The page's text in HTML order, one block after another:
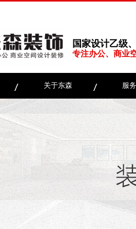
国家设计乙级
专注办公、商业
关于东森 服